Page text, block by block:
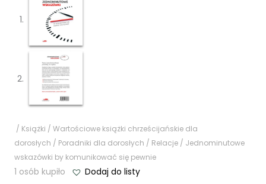
/ Książki / Wartościowe książki chrześcijańskie dla
dorosłych / Poradniki dla dorosłych / Relacje / Jednominutowe
wskazówki by komunikować się pewnie
1 osób kupiło Dodaj do listy